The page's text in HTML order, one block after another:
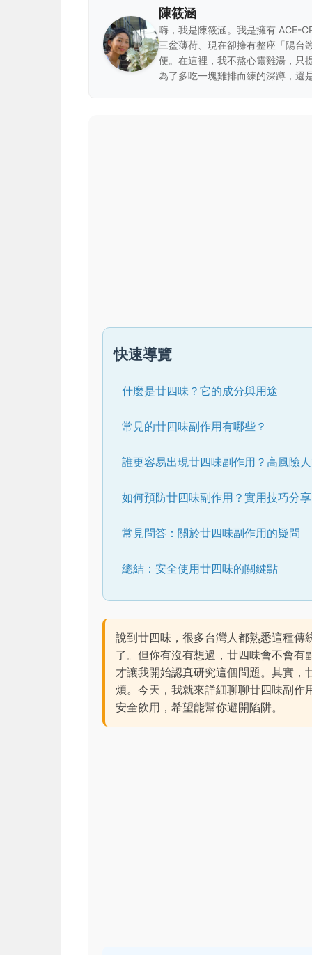
陳筱涵
嗨，我是陳筱涵。我是擁有 ACE-
三盆薄荷、現在卻擁有整座「陽台
便。在這裡，我不熬心靈雞湯，
為了多吃一塊雞排而練的深蹲，還
快速導覽
什麼是廿四味？它的成分與用途
常見的廿四味副作用有哪些？
誰更容易出現廿四味副作用？高風險
如何預防廿四味副作用？實用技巧分享
常見問答：關於廿四味副作用的疑問
總結：安全使用廿四味的關鍵點
說到廿四味，很多台灣人都熟悉這種傳
了。但你有沒有想過，廿四味會不會
才讓我開始認真研究這個問題。其實，
煩。今天，我就來詳細聊聊廿四味副作
安全飲用，希望能幫你避開陷阱。